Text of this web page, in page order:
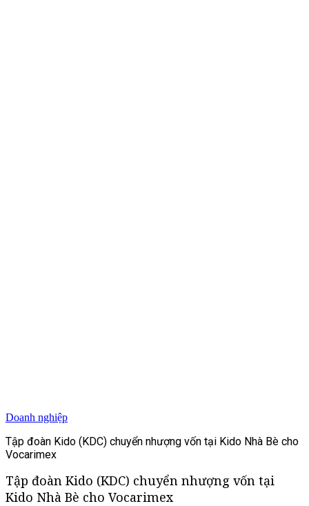
Doanh nghiệp
Tập đoàn Kido (KDC) chuyển nhượng vốn tại Kido Nhà Bè cho
Vocarimex
Tập đoàn Kido (KDC) chuyển nhượng vốn tại
Kido Nhà Bè cho Vocarimex